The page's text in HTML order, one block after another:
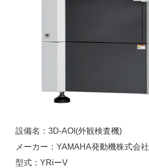
設備名：3D-AOI(外観検査機)
メーカー：YAMAHA発動機株式会社
型式：YRiーV